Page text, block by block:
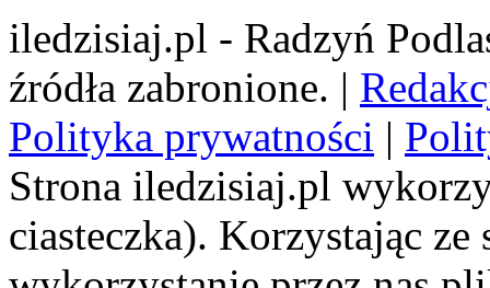
iledzisiaj.pl - Radzyń
źródła zabronione. |
Polityka prywatności |
Strona iledzisiaj.pl
ciasteczka). Korzystając